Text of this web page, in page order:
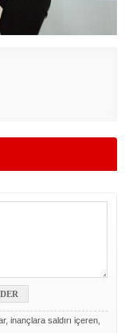
inançlara saldırı içeren,